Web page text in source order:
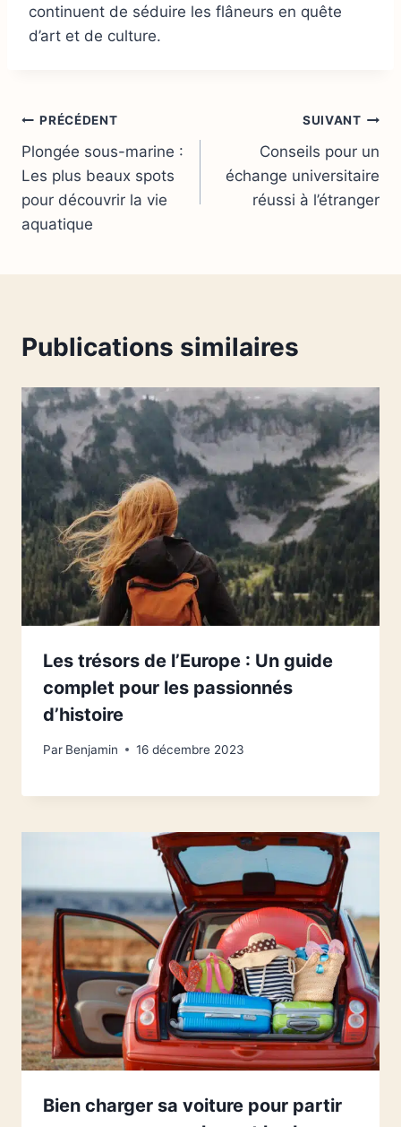
continuent de séduire les flâneurs en quête
d’art et de culture.
Navigation
de
l’article
PRÉCÉDENT
Plongée sous-marine :
Les plus beaux spots
pour découvrir la vie
aquatique
SUIVANT
Conseils pour un
échange universitaire
réussi à l’étranger
Publications similaires
Les trésors de l’Europe : Un guide
complet pour les passionnés
d’histoire
Par Benjamin 16 décembre 2023
Bien charger sa voiture pour partir